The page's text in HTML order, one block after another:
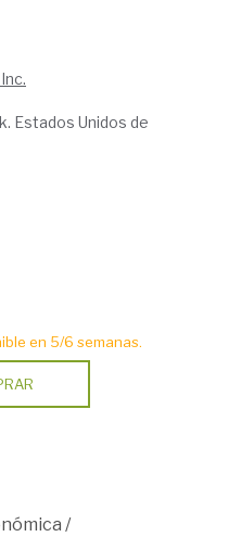
Estados Unidos de
en 5/6 semanas.
/